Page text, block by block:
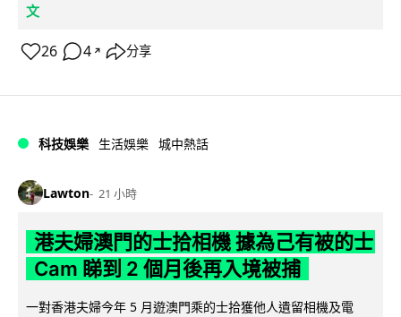
文
26 4 ↗ 分享
科技娛樂 生活娛樂 城中熱話
Lawton 21 小時
港夫婦澳門的士拾相機 據為己有被的士
Cam 睇到 2 個月後再入境被捕
一對香港夫婦今年 5 月遊澳門乘的士拾獲他人遺留相機及電